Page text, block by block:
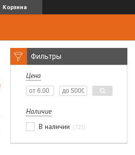
Корзина
Фильтры
Цена
Наличие
В наличии
721